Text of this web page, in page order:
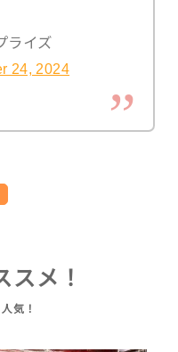
ライズ
24, 2024
スメ！